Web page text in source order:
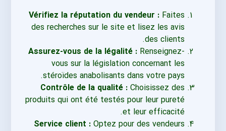
Vérifiez la réputation du vendeur :Faites
des recherches sur le site et lisez les avis
des clients.
Assurez-vous de la légalité :Renseignez-
vous sur la législation concernant les
stéroïdes anabolisants dans votre pays.
Contrôle de la qualité :Choisissez des
produits qui ont été testés pour leur pureté
et leur efficacité.
Service client :Optez pour des vendeurs